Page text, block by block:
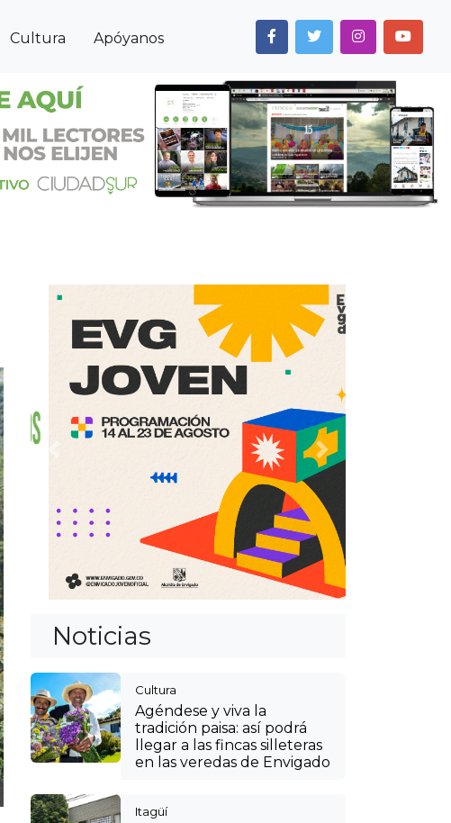
Cultura Apóyanos
Next
Siguiente
Noticias
Cultura
Agéndese y viva la
tradición paisa: así podrá
llegar a las fincas silleteras
en las veredas de Envigado
Itagüí